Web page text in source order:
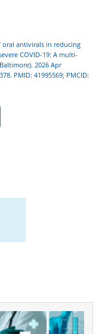
oral antivirals in reducing
COVID-19: A multi-
2026 Apr
PMID: 41995569; PMCID: